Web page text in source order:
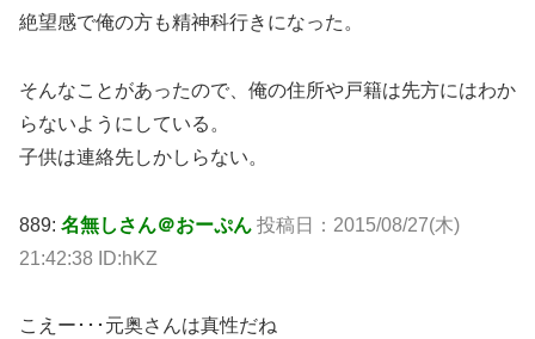
絶望感で俺の方も精神科行きになった。
そんなことがあったので、俺の住所や戸籍は先方にはわか
らないようにしている。
子供は連絡先しかしらない。
889: 名無しさん＠おーぷん 投稿日：2015/08/27(木)
21:42:38 ID:hKZ
こえー･･･元奥さんは真性だね